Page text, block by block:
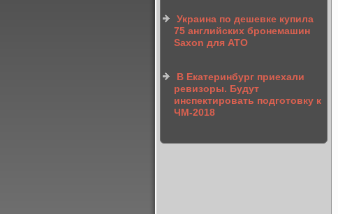
Украина по дешевке купила
75 английских бронемашин
Saxon для АТО
В Екатеринбург приехали
ревизоры. Будут
инспектировать подготовку к
ЧМ-2018